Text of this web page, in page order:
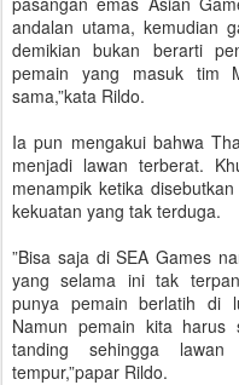
andalan utama, kemudian
demikian bukan berarti
pemain yang masuk tim
sama,”kata Rildo.
Ia pun mengakui bahwa
menjadi lawan terberat.
menampik ketika
kekuatan yang tak terduga.
”Bisa saja di SEA Games
yang selama ini tak
punya pemain berlatih di
Namun pemain kita
tanding sehingga
tempur,”papar Rildo.